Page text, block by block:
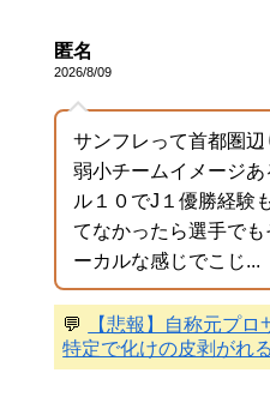
匿名
2026/8/09
サンフレって首都圏
弱小チームイメージ
ル１０でJ１優勝経験
てなかったら選手で
ーカルな感じでこじ...
💬
【悲報】自称元プ
特定で化けの皮剥がれ